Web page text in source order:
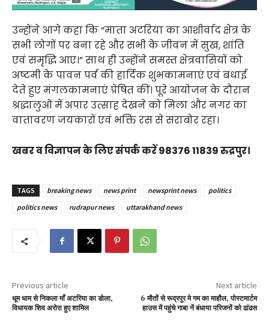
उन्होंने आगे कहा कि “माता अटरिया का आशीर्वाद क्षेत्र के
सभी लोगों पर बना रहे और सभी के जीवन में सुख, शांति
एवं समृद्धि आए।” साथ ही उन्होंने समस्त क्षेत्रवासियों को
अष्टमी के पावन पर्व की हार्दिक शुभकामनाएं एवं बधाई
देते हुए मंगलकामनाएं प्रेषित कीं। पूरे आयोजन के दौरान
श्रद्धालुओं में अपार उत्साह देखने को मिला और नगर का
वातावरण जयकारों एवं भक्ति रस से सराबोर रहा।
खबर व विज्ञापन के लिए संपर्क करें 98376 11839 रुद्रपुर।
TAGS breaking news news print newsprint news
politics
politics news
rudrapur news uttarakhand news
Previous article
धूम धाम से निकला माँ अटरिया का डोला,
विधायक शिव अरोरा हुए शामिल
Next article
6 मौतों से रूद्रपुर मे गम का माहौल, पोस्टमार्टम
हाउस में पहुंचे गाबा नें बंधाया परिजनों को ढांढस